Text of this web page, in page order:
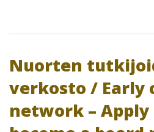
Nuorten
verkosto / Early
network –